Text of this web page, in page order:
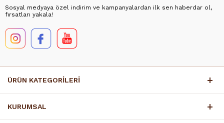
Sosyal medyaya özel indirim ve kampanyalardan ilk sen haberdar ol,
fırsatları yakala!
ÜRÜN KATEGORİLERİ
KURUMSAL